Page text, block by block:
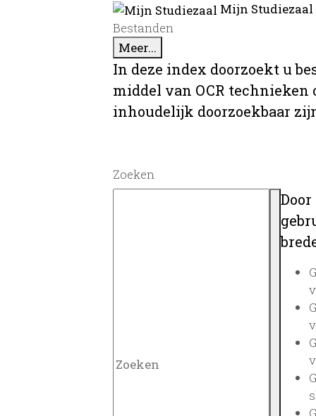
Mijn
Bestanden
Meer...
In deze index doorzoekt u
middel van OCR
inhoudelijk doorzoekbaar
Zoeken